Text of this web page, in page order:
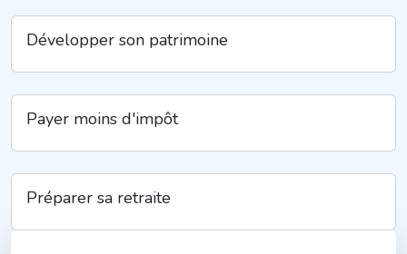
Développer son patrimoine
Payer moins d'impôt
Préparer sa retraite